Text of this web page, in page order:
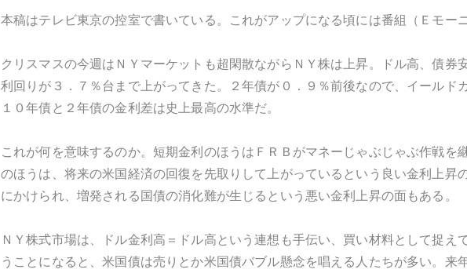
本稿はテレビ東京の控室で書いている。これがアップになる頃には番組（Ｅモー
クリスマスの今週はＮＹマーケットも超閑散ながらＮＹ株は上昇。ドル高、債
利回りが３．７％台まで上がってきた。２年債が０．９％前後なので、イールド
１０年債と２年債の金利差は史上最高の水準だ。
これが何を意味するのか。短期金利のほうはＦＲＢがマネーじゃぶじゃぶ作戦を
のほうは、将来の米国経済の回復を先取りして上がっているという良い金利上昇
にかけられ、増発される国債の消化難が生じるという悪い金利上昇の面もある。
ＮＹ株式市場は、ドル金利高＝ドル高という連想も手伝い、買い材料として捉
うことになると、米国債は売りとか米国債バブル懸念を唱える人たちが多い。